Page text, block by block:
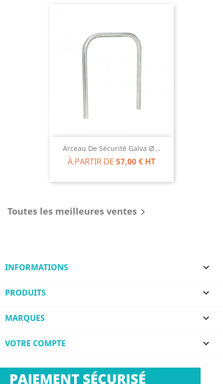
Arceau De Sécurité Galva Ø...
À PARTIR DE 57,00 € HT
Toutes les meilleures ventes 
INFORMATIONS 
PRODUITS 
MARQUES 
VOTRE COMPTE 